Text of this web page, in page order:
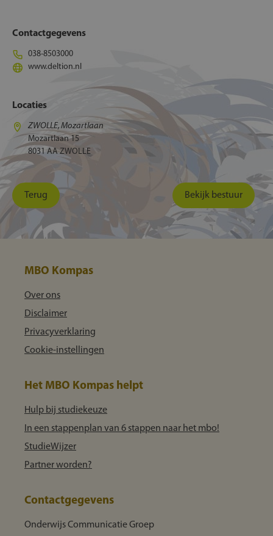
Contactgegevens
038-8503000
www.deltion.nl
Locaties
ZWOLLE, Mozartlaan
Mozartlaan 15
8031 AA ZWOLLE
Terug Bekijk bestuur
MBO Kompas
Over ons
Disclaimer
Privacyverklaring
Cookie-instellingen
Het MBO Kompas helpt
Hulp bij studiekeuze
In een stappenplan van 6 stappen naar het mbo!
StudieWijzer
Partner worden?
Contactgegevens
Onderwijs Communicatie Groep